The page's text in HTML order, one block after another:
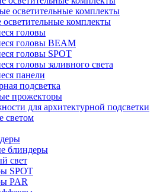
осветительные комплекты
комплекты
головы
головы BEAM
головы SPOT
головы заливного света
панели
подсветка
прожекторы
для архитектурной подсветки
светом
блиндеры
свет
SPOT
PAR